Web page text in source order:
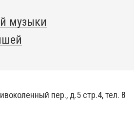
музыки
пер., д.5 стр.4, тел. 8